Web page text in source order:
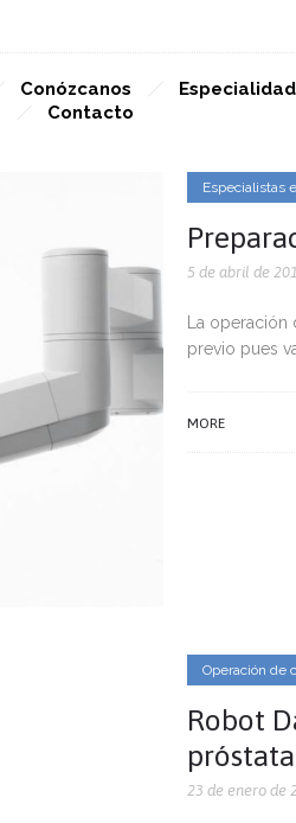
Conózcanos
Contacto
Especialistas
5 de abril de
La
previo pues
MORE
Operación de
Robot
próstata
23 de enero de